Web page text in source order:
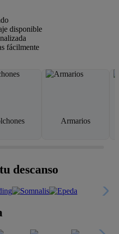
disponible
fácilmente
Armarios
descanso